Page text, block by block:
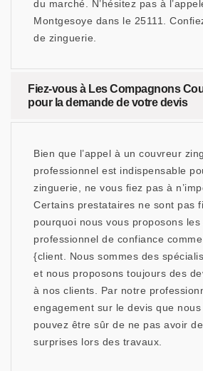
du marché. N’hésitez pas à
Montgesoye dans le 25111.
de zinguerie.
Fiez-vous à Les Compagnons
pour la demande de votre devis
Bien que l’appel à un couvreur
professionnel est indispensable
zinguerie, ne vous fiez pas à
Certains prestataires ne sont pas
pourquoi nous vous proposons les
professionnel de confiance comme
{client. Nous sommes des
et nous proposons toujours des
à nos clients. Par notre
engagement sur le devis que
pouvez être sûr de ne pas avoir
surprises lors des travaux.